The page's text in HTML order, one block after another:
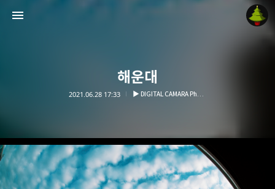
해운대
2021.06.28 17:33 ▶ DIGITAL CAMARA Photo
Moonzzang
Christmas_moon